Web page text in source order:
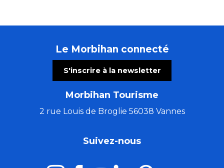
Le Morbihan connecté
S'inscrire à la newsletter
Morbihan Tourisme
2 rue Louis de Broglie 56038 Vannes
Suivez-nous